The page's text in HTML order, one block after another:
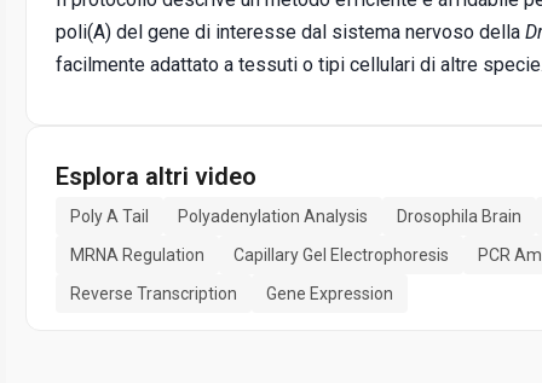
poli(A) del gene di interesse dal sistema nervoso della
facilmente adattato a tessuti o tipi cellulari di altre
Esplora altri video
Poly A Tail Polyadenylation Analysis
Drosophila Brain
MRNA Regulation
Capillary Gel Electrophoresis
PCR
Reverse Transcription
Gene Expression